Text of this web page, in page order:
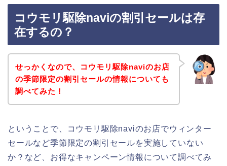
コウモリ駆除naviの割引セールは存
在するの？
せっかくなので、コウモリ駆除naviのお店
の季節限定の割引セールの情報についても
調べてみた！
ということで、コウモリ駆除naviのお店でウィンター
セールなど季節限定の割引セールを実施していない
か？など、お得なキャンペーン情報について調べてみ